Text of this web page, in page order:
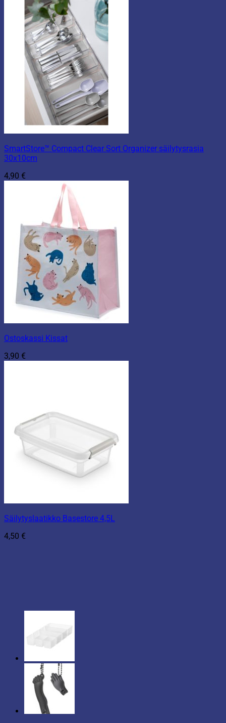
SmartStore™ Compact Clear Sort Organizer säilytysrasia
30x10cm
4,90 €
Ostoskassi Kissat
3,90 €
Säilytyslaatikko Basestore 4,5L
4,50 €